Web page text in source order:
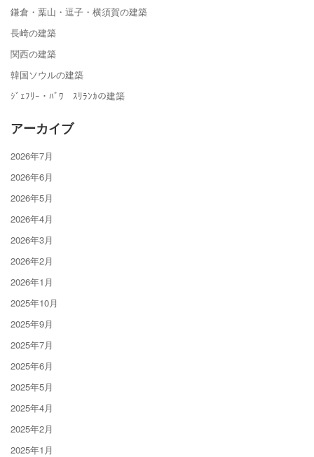
鎌倉・葉山・逗子・横須賀の建築
長崎の建築
関西の建築
韓国ソウルの建築
ｼﾞｪﾌﾘｰ・ﾊﾞﾜ ｽﾘﾗﾝｶの建築
アーカイブ
2026年7月
2026年6月
2026年5月
2026年4月
2026年3月
2026年2月
2026年1月
2025年10月
2025年9月
2025年7月
2025年6月
2025年5月
2025年4月
2025年2月
2025年1月